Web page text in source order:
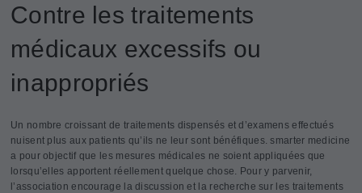
Contre les traitements
médicaux excessifs ou
inappropriés
Un nombre croissant de traitements dispensés et d’examens effectués
nuisent plus aux patients qu’ils ne leur sont bénéfiques. smarter medicine
a pour objectif que les mesures médicales ne soient appliquées que
lorsqu’elles apportent réellement quelque chose. Pour y parvenir,
l’association encourage la discussion et la recherche sur les traitements